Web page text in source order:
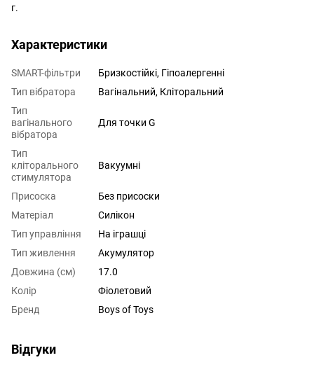
г.
Характеристики
SMART-фільтри
Бризкостійкі, Гіпоалергенні
Тип вібратора
Вагінальний, Кліторальний
Тип
вагінального
вібратора
Для точки G
Тип
кліторального
стимулятора
Вакуумні
Присоска
Без присоски
Матеріал
Силікон
Тип управління
На іграшці
Тип живлення
Акумулятор
Довжина (см)
17.0
Колір
Фіолетовий
Бренд
Boys of Toys
Відгуки